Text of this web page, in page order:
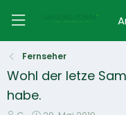
Fernseher
Wohl der letze
habe.